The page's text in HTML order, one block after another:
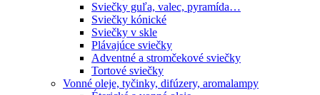
Sviečky guľa, valec, pyramída…
Sviečky kónické
Sviečky v skle
Plávajúce sviečky
Adventné a stromčekové sviečky
Tortové sviečky
Vonné oleje, tyčinky, difúzery, aromalampy